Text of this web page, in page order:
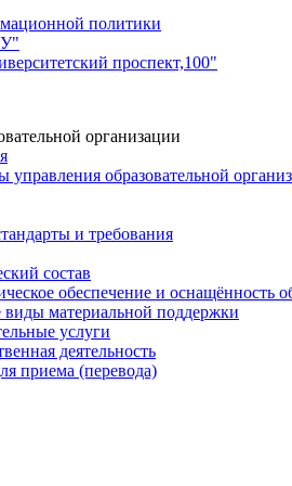
политики
проспект,100"
организации
управления образовательной
и требования
состав
обеспечение и оснащённость
материальной поддержки
услуги
деятельность
приема (перевода)